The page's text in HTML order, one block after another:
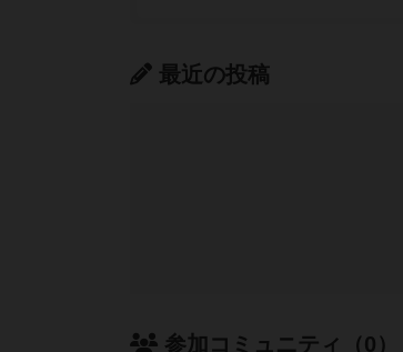
最近の投稿
参加コミュニティ（0）